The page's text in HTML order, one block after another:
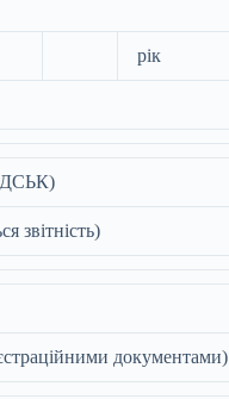
рік
звітність)
документами)